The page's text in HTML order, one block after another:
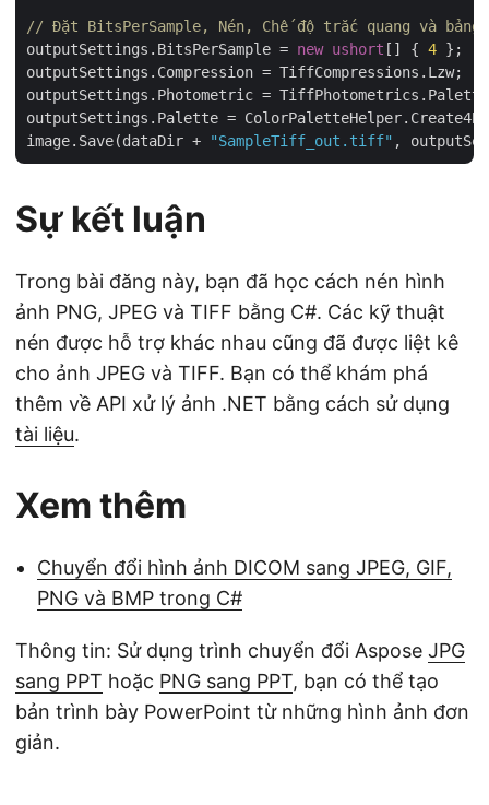
// Đặt BitsPerSample, Nén, Chế độ trắc quang và bảng
outputSettings.BitsPerSample = new ushort [] { 4 };
outputSettings.Compression = TiffCompressions.Lzw;
outputSettings.Photometric =
outputSettings.Palette =
image.Save(dataDir +
"SampleTiff_out.tiff"
Sự kết luận
Trong bài đăng này, bạn đã học cách nén hình
ảnh PNG, JPEG và TIFF bằng C#. Các kỹ thuật
nén được hỗ trợ khác nhau cũng đã được liệt kê
cho ảnh JPEG và TIFF. Bạn có thể khám phá
thêm về API xử lý ảnh .NET bằng cách sử dụng
tài liệu.
Xem thêm
Chuyển đổi hình ảnh DICOM sang JPEG, GIF,
PNG và BMP trong C#
Thông tin: Sử dụng trình chuyển đổi Aspose JPG
sang PPT hoặc PNG sang PPT, bạn có thể tạo
bản trình bày PowerPoint từ những hình ảnh đơn
giản.